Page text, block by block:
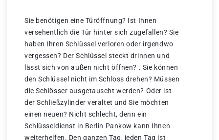
Sie benötigen eine Türöffnung? Ist Ihnen
versehentlich die Tür hinter sich zugefallen? Sie
haben Ihren Schlüssel verloren oder irgendwo
vergessen? Der Schlüssel steckt drinnen und
lässt sich von außen nicht öffnen? . Sie können
den Schlüssel nicht im Schloss drehen? Müssen
die Schlösser ausgetauscht werden? Oder ist
der Schließzylinder veraltet und Sie möchten
einen neuen? Nicht schlecht, denn ein
Schlüsseldienst in Berlin Pankow kann Ihnen
weiterhelfen. Den ganzen Tag, jeden Tag ist